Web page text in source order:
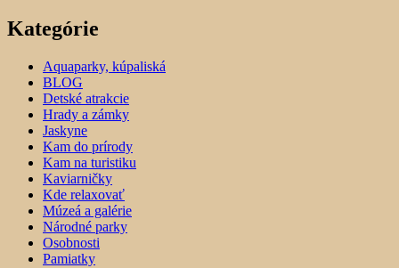
Kategórie
Aquaparky, kúpaliská
BLOG
Detské atrakcie
Hrady a zámky
Jaskyne
Kam do prírody
Kam na turistiku
Kaviarničky
Kde relaxovať
Múzeá a galérie
Národné parky
Osobnosti
Pamiatky